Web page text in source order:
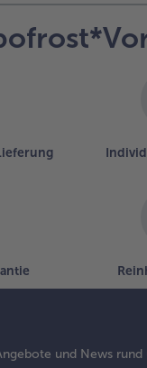
und News